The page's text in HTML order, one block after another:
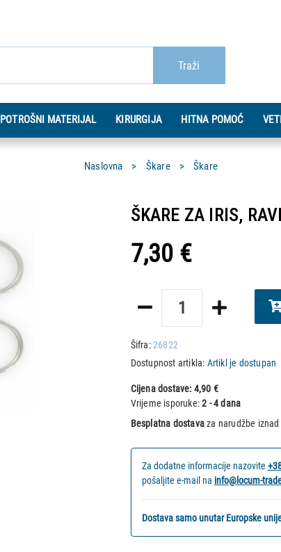
Traži
POTROŠNI MATERIJAL KIRURGIJA HITNA POMOĆ
Naslovna Škare Škare
ŠKARE ZA IRIS,
7,30 €
Šifra:26822
Dostupnost artikla: Artikl je dostupan
Cijena dostave: 4,90 €
Vrijeme isporuke:2 - 4 dana
Besplatna dostavaza narudžbe iznad
Za dodatne informacije nazovite
pošaljite e-mail na info@locum-
Dostava samo unutar Europske